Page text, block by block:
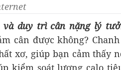
duy trì cân nặng lý
cân được không?
xơ, giúp bạn cảm thấy